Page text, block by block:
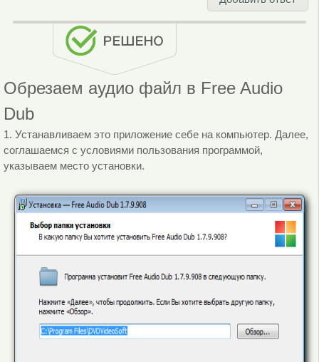
Обрезаем аудио файл в Free Audio
Dub
1. Устанавливаем это приложение себе на компьютер. Далее,
соглашаемся с условиями пользования программой,
указываем место установки.